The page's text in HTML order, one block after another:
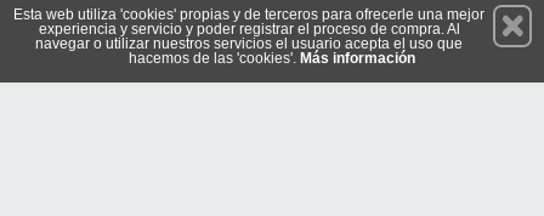
Suscríbete
Esta web utiliza 'cookies' propias y de terceros para ofrecerle una mejor
experiencia y servicio y poder registrar el proceso de compra. Al
navegar o utilizar nuestros servicios el usuario acepta el uso que
hacemos de las 'cookies'. Más información